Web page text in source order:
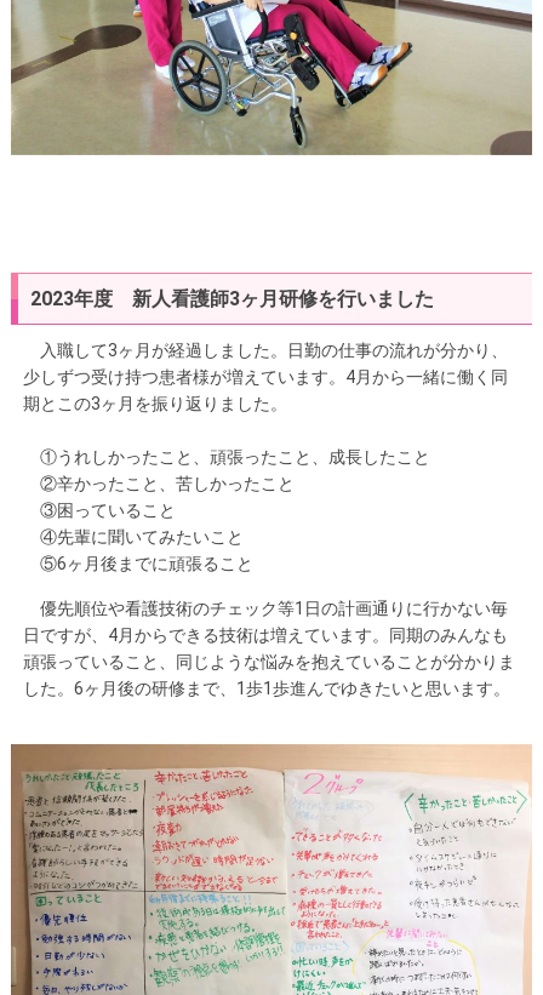
2023年度 新人看護師3ヶ月研修を行いました
入職して3ヶ月が経過しました。日勤の仕事の流れが分かり、
少しずつ受け持つ患者様が増えています。4月から一緒に働く同
期とこの3ヶ月を振り返りました。
①うれしかったこと、頑張ったこと、成長したこと
②辛かったこと、苦しかったこと
③困っていること
④先輩に聞いてみたいこと
⑤6ヶ月後までに頑張ること
優先順位や看護技術のチェック等1日の計画通りに行かない毎
日ですが、4月からできる技術は増えています。同期のみんなも
頑張っていること、同じような悩みを抱えていることが分かりま
した。6ヶ月後の研修まで、1歩1歩進んでゆきたいと思います。